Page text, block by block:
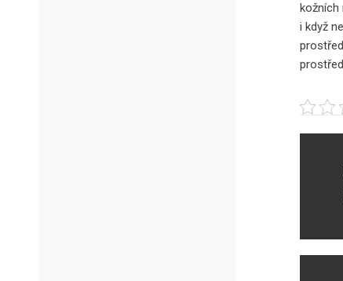
kožních
i když